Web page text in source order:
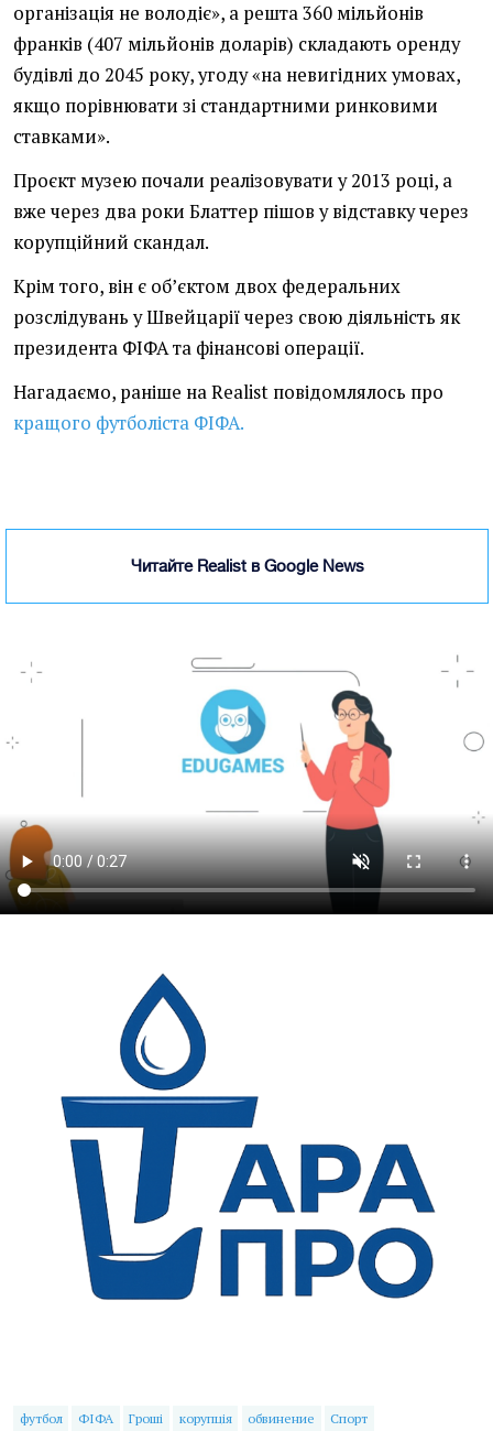
організація не володіє», а решта 360 мільйонів
франків (407 мільйонів доларів) складають оренду
будівлі до 2045 року, угоду «на невигідних умовах,
якщо порівнювати зі стандартними ринковими
ставками».
Проєкт музею почали реалізовувати у 2013 році, а
вже через два роки Блаттер пішов у відставку через
корупційний скандал.
Крім того, він є об’єктом двох федеральних
розслідувань у Швейцарії через свою діяльність як
президента ФІФА та фінансові операції.
Нагадаємо, раніше на Realist повідомлялось про
кращого футболіста ФІФА.
Читайте Realist в Google News
футбол ФІФА Гроші корупція обвинение Спорт